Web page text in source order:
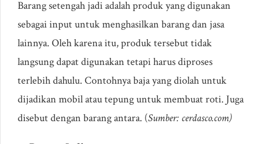
Barang setengah jadi adalah produk yang digunakan
sebagai input untuk menghasilkan barang dan jasa
lainnya. Oleh karena itu, produk tersebut tidak
langsung dapat digunakan tetapi harus diproses
terlebih dahulu. Contohnya baja yang diolah untuk
dijadikan mobil atau tepung untuk membuat roti. Juga
disebut dengan barang antara. (Sumber: cerdasco.com)